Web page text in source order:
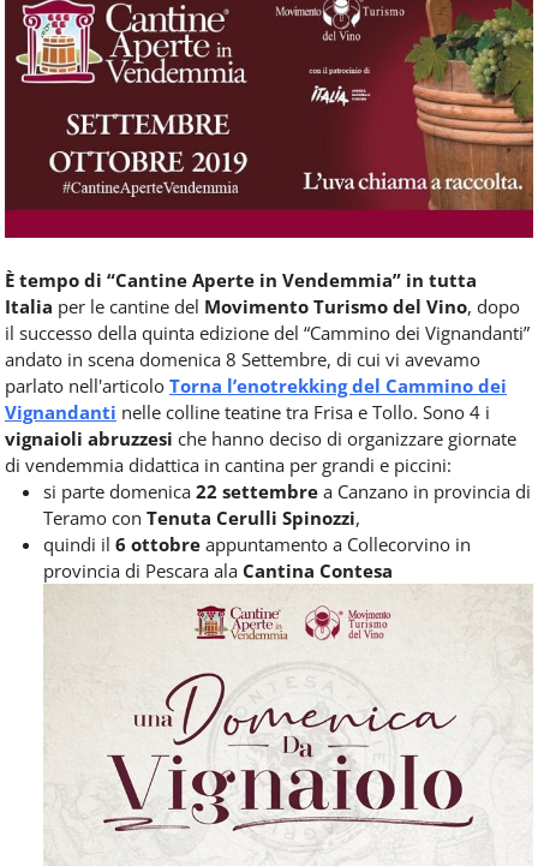
Service
e
tutte
novità
del
comparto
Horeca.
È tempo di “Cantine Aperte in Vendemmia” in tutta
Italia per le cantine del Movimento Turismo del Vino, dopo
il successo della quinta edizione del “Cammino dei Vignandanti”
andato in scena domenica 8 Settembre, di cui vi avevamo
parlato nell'articolo Torna l’enotrekking del Cammino dei
Vignandanti nelle colline teatine tra Frisa e Tollo. Sono 4 i
vignaioli abruzzesi che hanno deciso di organizzare giornate
di vendemmia didattica in cantina per grandi e piccini:
si parte domenica 22 settembre a Canzano in provincia di
Teramo con Tenuta Cerulli Spinozzi,
quindi il 6 ottobre appuntamento a Collecorvino in
provincia di Pescara ala Cantina Contesa